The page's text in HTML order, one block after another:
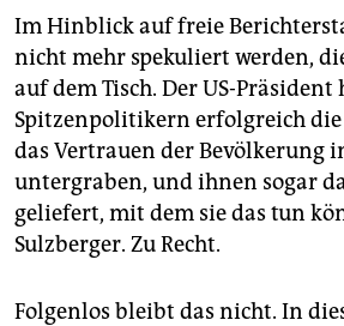
Im Hinblick auf freie
nicht mehr spekuliert werden,
auf dem Tisch. Der US-
Spitzenpolitikern erfolgreich
das Vertrauen der Bevölkerung
untergraben, und ihnen sogar
geliefert, mit dem sie das tun
Sulzberger. Zu Recht.
Folgenlos bleibt das nicht. In